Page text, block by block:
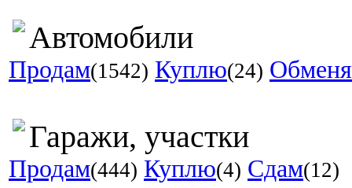
Автомобили
Продам(1542) Куплю(24)
Гаражи, участки
Продам(444) Куплю(4) Сдам(12)